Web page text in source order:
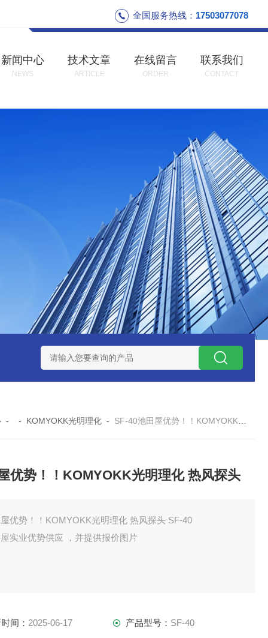
全国服务热线： 17503077078
新闻中心
NEWS
技术文章
ARTICLE
在线留言
ORDER
联系我们
CONTACT
锆陶瓷研磨球 AGB-K-0.4-C01-Q69全新！！TORAY东丽
- - KOMYOKK光明理化 - SF-40池田屋优势！！KOMYOKK光明理化 热风探头
优势！！KOMYOKK光明理化 热风探头
优势！！KOMYOKK光明理化 热风探头 SF-40
实业优势供应 ，并提供报价图片
间： 2025-06-17 产品型号： SF-40